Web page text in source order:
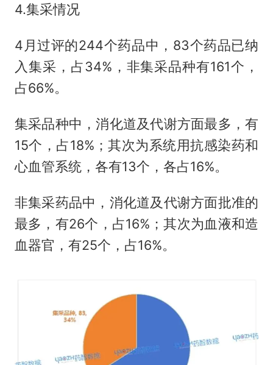
4.集采情况
4月过评的244个药品中，83个药品已纳
入集采，占34%，非集采品种有161个，
占66%。
集采品种中，消化道及代谢方面最多，有
15个，占18%；其次为系统用抗感染药和
心血管系统，各有13个，各占16%。
非集采药品中，消化道及代谢方面批准的
最多，有26个，占16%；其次为血液和造
血器官，有25个，占16%。